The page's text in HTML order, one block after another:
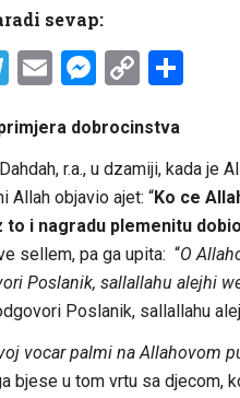
sevap:
Telegram
EmailCopy
dobrocinstva
r.a., u dzamiji, kada je
Allah objavio ajet: “Ko ce
i nagradu plemenitu dobio
sellem, pa ga upita: “O
Poslanik, sallallahu alejhi
Poslanik, sallallahu
vocar palmi na Allahovom
bjese u tom vrtu sa djecom,